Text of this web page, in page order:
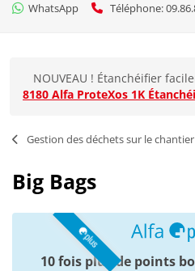
WhatsApp Téléphone:
NOUVEAU ! Étanchéifier
8180 Alfa ProteXos 1K
Gestion des déchets sur le chantier
Big Bags
10 fois plus de points